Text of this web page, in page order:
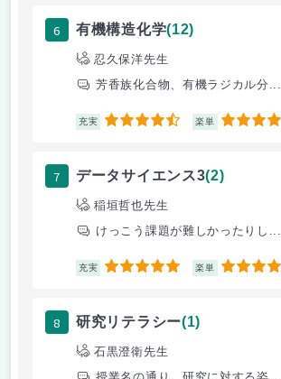
6 有機構造化学(12)
忍久保洋先生
芳香族化合物、有機ラジカル分...
充実 4.5 楽単 4
7 データサイエンス3(2)
稲垣哲也先生
けっこう課題が難しかったりし...
充実 5 楽単 4
8 研究リテラシー(1)
石黒澄衛先生